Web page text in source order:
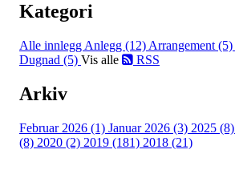
Kategori
Alle innlegg Anlegg (12) Arrangement (5)
Dugnad (5) Vis alle RSS
Arkiv
Februar 2026 (1) Januar 2026 (3) 2025 (8)
(8) 2020 (2) 2019 (181) 2018 (21)